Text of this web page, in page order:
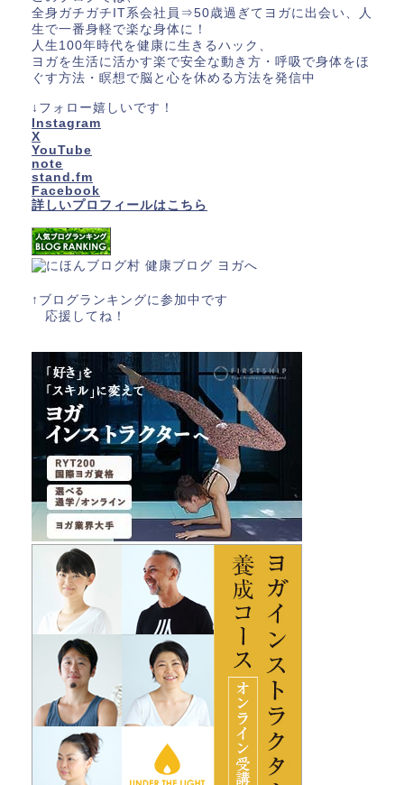
全身ガチガチIT系会社員⇒50歳過ぎてヨガに出会い、人
生で一番身軽で楽な身体に！
人生100年時代を健康に生きるハック、
ヨガを生活に活かす楽で安全な動き方・呼吸で身体をほ
ぐす方法・瞑想で脳と心を休める方法を発信中
↓フォロー嬉しいです！
Instagram
X
YouTube
note
stand.fm
Facebook
詳しいプロフィールはこちら
↑ブログランキングに参加中です
応援してね！